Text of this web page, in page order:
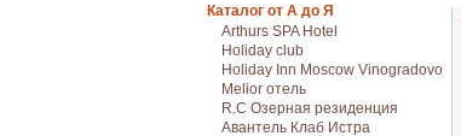
Каталог от А до Я
Arthurs SPA Hotel
Holiday club
Holiday Inn Moscow Vinogradovo
Melior отель
R.C Озерная резиденция
Авантель Клаб Истра